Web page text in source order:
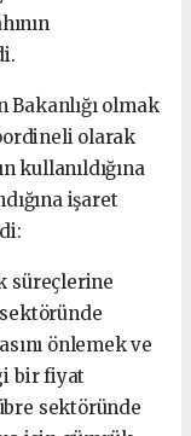
Bakanlığı olmak
olarak
kullanıldığına
işaret
süreçlerine
önlemek ve
bir fiyat
sektöründe